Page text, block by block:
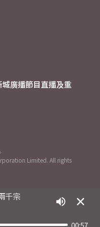
千宗
00:57
廣播節目直播及重
Limited. All rights